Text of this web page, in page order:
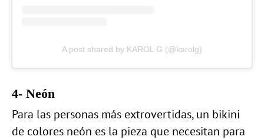
A post shared by KAROL G (@karolg)
4- Neón
Para las personas más extrovertidas, un bikini
de colores neón es la pieza que necesitan para